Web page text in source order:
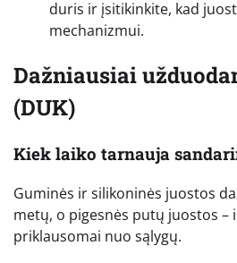
duris ir įsitikinkite, kad
mechanizmui.
Dažniausiai
(DUK)
Kiek laiko tarnauja
Guminės ir silikoninės juostos
metų, o pigesnės putų juostos –
priklausomai nuo sąlygų.